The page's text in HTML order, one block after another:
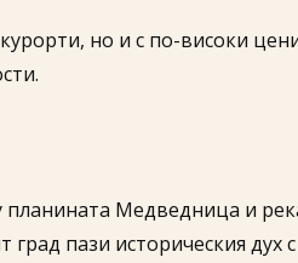
но и с по-високи
Медведница и
пази историческия